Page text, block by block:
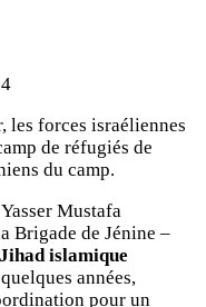
les forces israéliennes
de réfugiés de
du camp.
Mustafa
Brigade de Jénine –
Jihad islamique
années,
pour un